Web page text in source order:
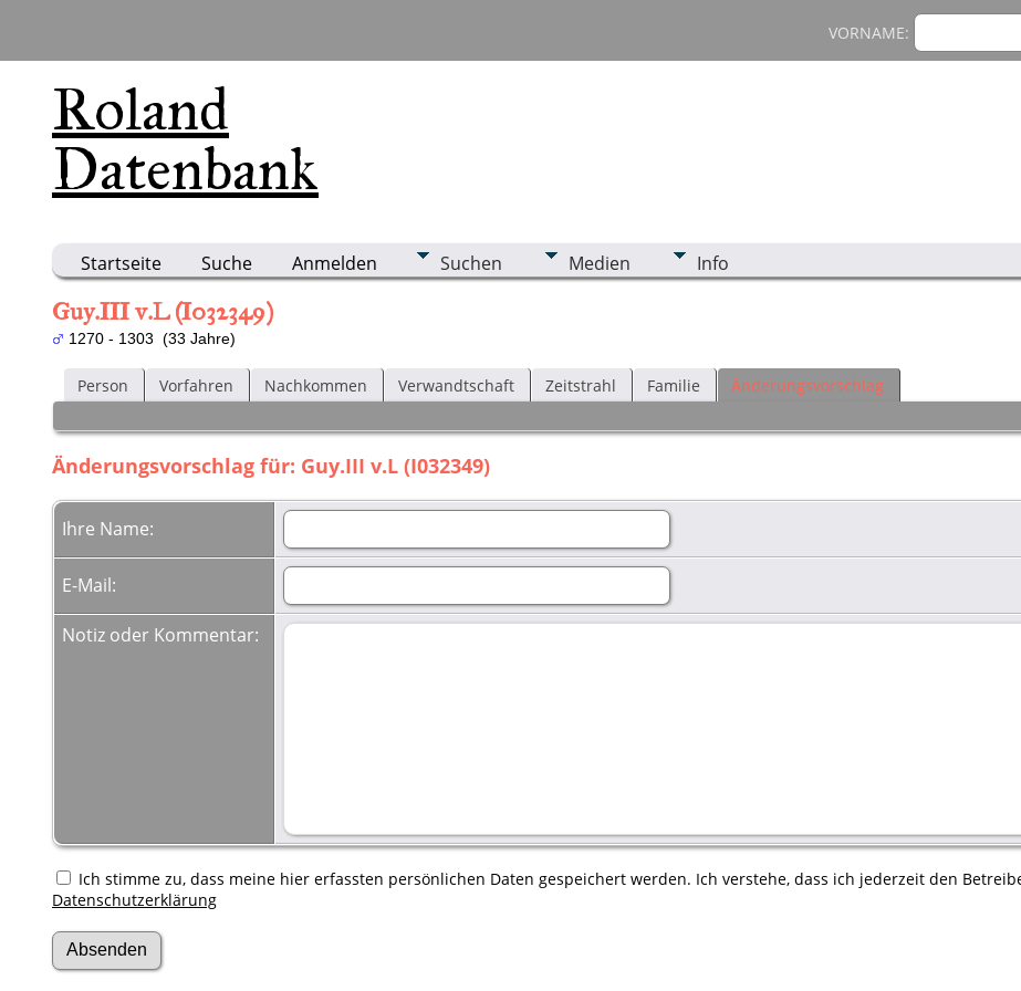
Roland
Datenbank
VORNAME:
Startseite Suche Anmelden Suchen Medien Info
Guy.III v.L (I032349)
1270 - 1303 (33 Jahre)
Person Vorfahren Nachkommen Verwandtschaft Zeitstrahl Familie Änderungsvorschlag
Änderungsvorschlag für: Guy.III v.L (I032349)
Ihre Name:
E-Mail:
Notiz oder Kommentar:
Ich stimme zu, dass meine hier erfassten persönlichen Daten gespeichert werden. Ich verstehe, dass ich jederzeit den
Datenschutzerklärung